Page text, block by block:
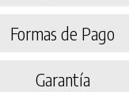
Formas de Pago
Garantía